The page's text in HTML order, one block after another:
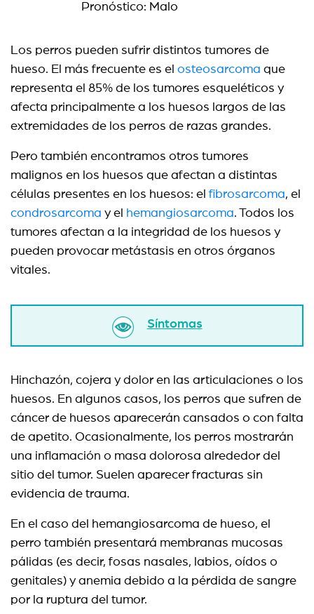
Pronóstico: Malo
Los perros pueden sufrir distintos tumores de
hueso. El más frecuente es el osteosarcoma que
representa el 85% de los tumores esqueléticos y
afecta principalmente a los huesos largos de las
extremidades de los perros de razas grandes.
Pero también encontramos otros tumores
malignos en los huesos que afectan a distintas
células presentes en los huesos: elfibrosarcoma, el
condrosarcoma y el hemangiosarcoma. Todos los
tumores afectan a la integridad de los huesos y
pueden provocar metástasis en otros órganos
vitales.
Síntomas
Hinchazón, cojera y dolor en las articulaciones o los
huesos. En algunos casos, los perros que sufren de
cáncer de huesos aparecerán cansados o con falta
de apetito. Ocasionalmente, los perros mostrarán
una inflamación o masa dolorosa alrededor del
sitio del tumor. Suelen aparecer fracturas sin
evidencia de trauma.
En el caso del hemangiosarcoma de hueso, el
perro también presentará membranas mucosas
pálidas (es decir, fosas nasales, labios, oídos o
genitales) y anemia debido a la pérdida de sangre
por la ruptura del tumor.